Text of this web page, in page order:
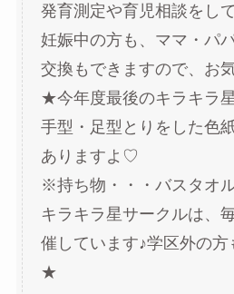
発育測定や育児相談をし
妊娠中の方も、ママ・パ
交換もできますので、お
★今年度最後のキラキラ
手型・足型とりをした色
ありますよ♡
※持ち物・・・バスタオ
キラキラ星サークルは、
催しています♪学区外の
★